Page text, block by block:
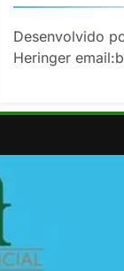
Desenvolvido
Heringer